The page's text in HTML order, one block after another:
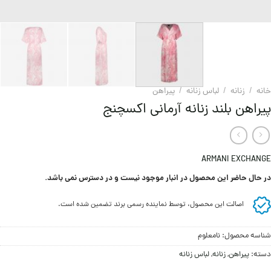
خانه / زنانه / لباس زنانه / پيراهن
پیراهن بلند زنانه آرمانی اکسچنج
ARMANI EXCHANGE
در حال حاضر این محصول در انبار موجود نیست و در دسترس نمی باشد.
اصالت این محصول، توسط نماینده رسمی برند تضمین شده است.
شناسه محصول: نامعلوم
دسته: پيراهن,زنانه,لباس زنانه